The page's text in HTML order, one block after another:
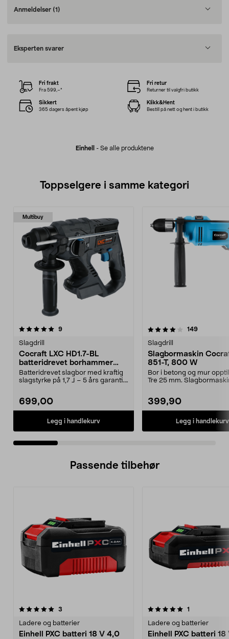
Anmeldelser (1)
Eksperten svarer
Einhell - Se alle produktene
Fri frakt
Fra 599,–*
Fri retur
Returner til valgfri butikk
Sikkert
365 dagers åpent kjøp
Klikk&Hent
Bestill på nett og hent i butikk
Toppselgere i samme kategori
Multibuy
9anmeldelser
Slagdrill
Cocraft LXC HD1.7-BL
batteridrevet borhammer
SDS, 18 V
Batteridrevet slagbor med kraftig
slagstyrke på 1,7 J – 5 års garanti.
699,00
Legg i handlekurv
4.0 av 5 stjerner 149
Slagdrill
Slagbormaskin
851-T, 800 W
Bor i betong og mur
Tre 25 mm.
399,90
Legg i handlekurv
4.5 av 5 stjerner
Passende tilbehør
3
Ladere og batterier
Einhell PXC batteri 18 V 4,0
5.0av 5 stjerner 1
Ladere og batterier
Einhell PXC batteri
5.0av 5 stjerner